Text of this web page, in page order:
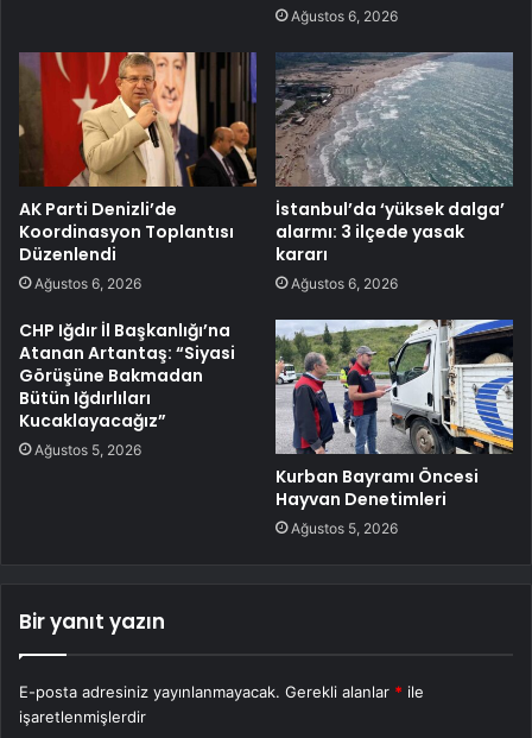
Ağustos 6, 2026
AK Parti Denizli’de
Koordinasyon Toplantısı
Düzenlendi
Ağustos 6, 2026
İstanbul’da ‘yüksek dalga’
alarmı: 3 ilçede yasak
kararı
Ağustos 6, 2026
CHP Iğdır İl Başkanlığı’na
Atanan Artantaş: “Siyasi
Görüşüne Bakmadan
Bütün Iğdırlıları
Kucaklayacağız”
Ağustos 5, 2026
Kurban Bayramı Öncesi
Hayvan Denetimleri
Ağustos 5, 2026
Bir yanıt yazın
E-posta adresiniz yayınlanmayacak. Gerekli alanlar * ile
işaretlenmişlerdir